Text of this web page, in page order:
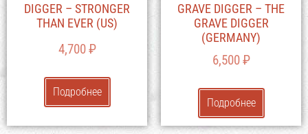
DIGGER – STRONGER
THAN EVER (US)
4,700₽
Подробнее
GRAVE DIGGER – THE
GRAVE DIGGER
(GERMANY)
6,500₽
Подробнее